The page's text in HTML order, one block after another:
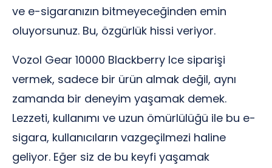
ve e-sigaranızın bitmeyeceğinden emin
oluyorsunuz. Bu, özgürlük hissi veriyor.
Vozol Gear 10000 Blackberry Ice siparişi
vermek, sadece bir ürün almak değil, aynı
zamanda bir deneyim yaşamak demek.
Lezzeti, kullanımı ve uzun ömürlülüğü ile bu e-
sigara, kullanıcıların vazgeçilmezi haline
geliyor. Eğer siz de bu keyfi yaşamak